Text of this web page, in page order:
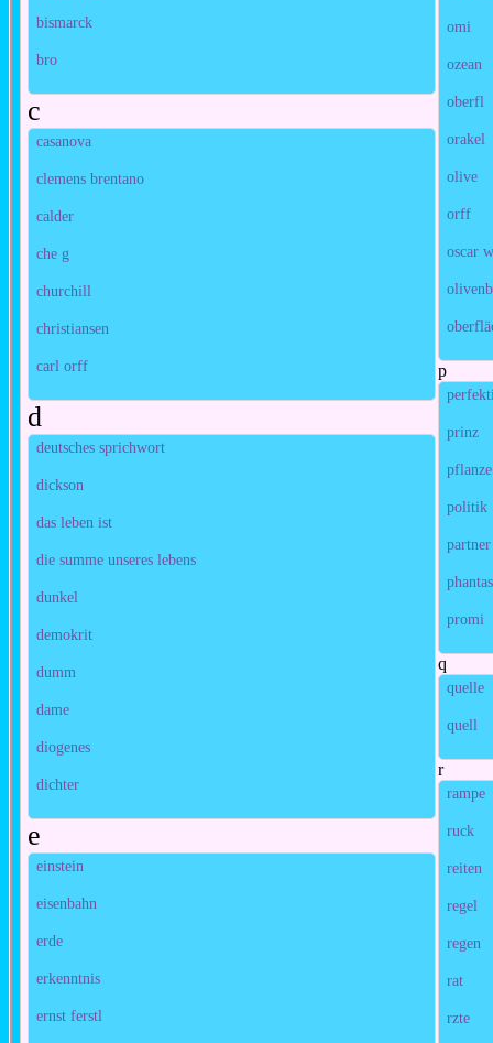
bismarck
bro
c
casanova
clemens brentano
calder
che g
churchill
christiansen
carl orff
d
deutsches sprichwort
dickson
das leben ist
die summe unseres lebens
dunkel
demokrit
dumm
dame
diogenes
dichter
e
einstein
eisenbahn
erde
erkenntnis
ernst ferstl
omi
ozean
oberfl
orakel
olive
orff
oscar
p
prinz
pflanze
politik
partner
promi
q
quelle
quell
r
rampe
ruck
reiten
regel
regen
rat
rzte